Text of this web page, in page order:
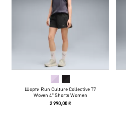
Шорти Run Culture Collective T7
Woven 4" Shorts Women
2 990,00 ₴